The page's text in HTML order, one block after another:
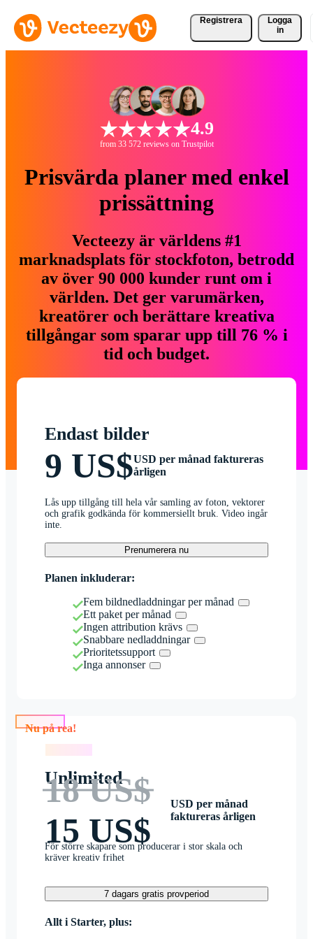
Registrera
Logga
in
4.9
from 33 572 reviews on Trustpilot
Prisvärda planer med enkel
prissättning
Vecteezy är världens #1
marknadsplats för stockfoton, betrodd
av över 90 000 kunder runt om i
världen. Det ger varumärken,
kreatörer och berättare kreativa
tillgångar som sparar upp till 76 % i
tid och budget.
Endast bilder
9 US$USD per månad faktureras
årligen
Lås upp tillgång till hela vår samling av foton, vektorer
och grafik godkända för kommersiellt bruk. Video ingår
inte.
Prenumerera nu
Planen inkluderar:
Fem bildnedladdningar per månad
Ett paket per månad
Ingen attribution krävs
Snabbare nedladdningar
Prioritetssupport
Inga annonser
Nu på rea!
Unlimited
18 US$
15 US$
USD per månad
faktureras årligen
För större skapare som producerar i stor skala och
kräver kreativ frihet
7 dagars gratis provperiod
Allt i Starter, plus: